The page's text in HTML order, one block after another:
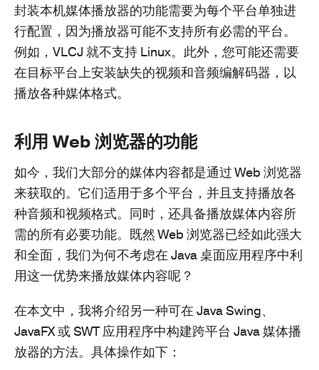
封装本机媒体播放器的功能需要为每个平台单独进
行配置，因为播放器可能不支持所有必需的平台。
例如，VLCJ 就不支持 Linux。此外，您可能还需要
在目标平台上安装缺失的视频和音频编解码器，以
播放各种媒体格式。
利用 Web 浏览器的功能
如今，我们大部分的媒体内容都是通过 Web 浏览器
来获取的。它们适用于多个平台，并且支持播放各
种音频和视频格式。同时，还具备播放媒体内容所
需的所有必要功能。既然 Web 浏览器已经如此强大
和全面，我们为何不考虑在 Java 桌面应用程序中利
用这一优势来播放媒体内容呢？
在本文中，我将介绍另一种可在 Java Swing、
JavaFX 或 SWT 应用程序中构建跨平台 Java 媒体播
放器的方法。具体操作如下：